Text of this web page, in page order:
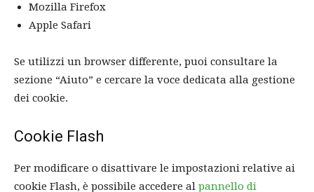
Mozilla Firefox
Apple Safari
Se utilizzi un browser differente, puoi consultare la
sezione “Aiuto” e cercare la voce dedicata alla gestione
dei cookie.
Cookie Flash
Per modificare o disattivare le impostazioni relative ai
cookie Flash, è possibile accedere al pannello di